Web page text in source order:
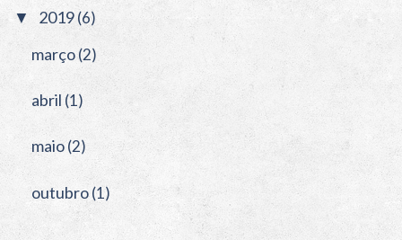
▼ 2019(6)
março(2)
abril (1)
maio(2)
outubro(1)